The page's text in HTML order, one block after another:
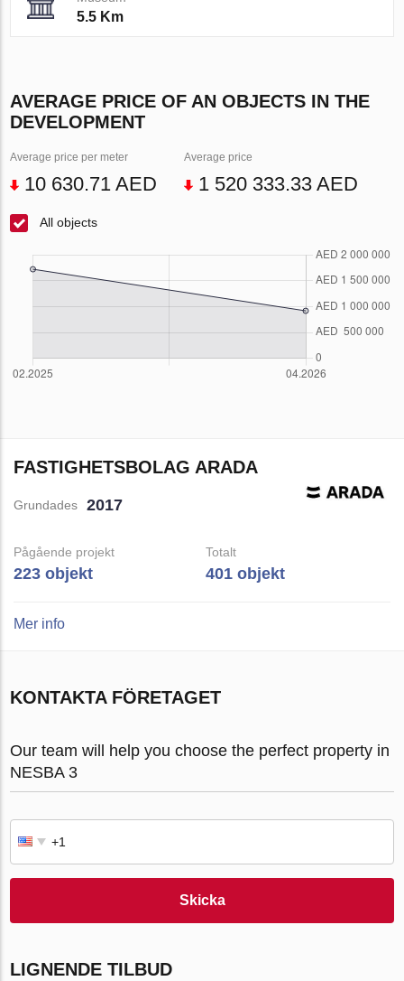
5.5 Km
AVERAGE PRICE OF AN OBJECTS IN THE
DEVELOPMENT
Average price per meter
10 630.71 AED
Average price
1 520 333.33 AED
All objects
FASTIGHETSBOLAG ARADA
Grundades 2017
Pågående projekt
223 objekt
Totalt
401 objekt
Mer info
KONTAKTA FÖRETAGET
Our team will help you choose the perfect property in
NESBA 3
Skicka
LIGNENDE TILBUD